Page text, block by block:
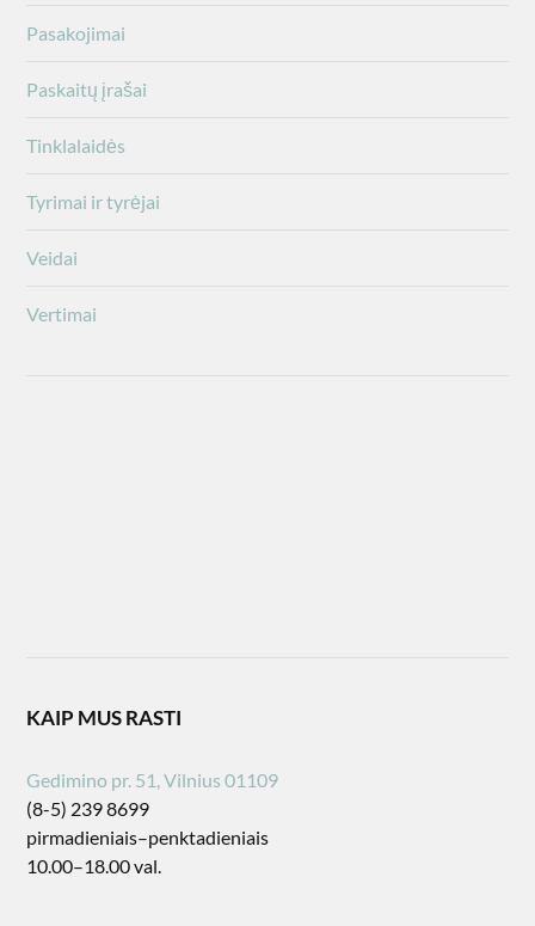
Pasakojimai
Paskaitų įrašai
Tinklalaidės
Tyrimai ir tyrėjai
Veidai
Vertimai
KAIP MUS RASTI
Gedimino pr. 51, Vilnius 01109
(8-5) 239 8699
pirmadieniais–penktadieniais
10.00–18.00 val.